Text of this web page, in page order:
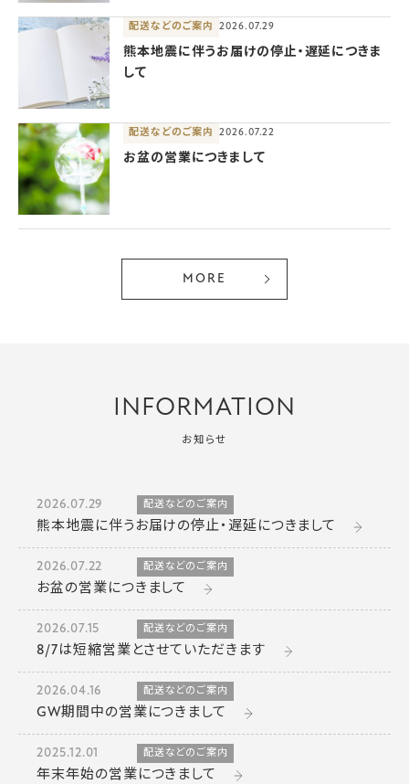
配送などのご案内 2026.07.29
熊本地震に伴うお届けの停止・遅延につきま
して
配送などのご案内 2026.07.22
お盆の営業につきまして
MORE
INFORMATION
お知らせ
2026.07.29 配送などのご案内
熊本地震に伴うお届けの停止・遅延につきまして
2026.07.22 配送などのご案内
お盆の営業につきまして
2026.07.15 配送などのご案内
8/7は短縮営業とさせていただきます
2026.04.16 配送などのご案内
GW期間中の営業につきまして
2025.12.01 配送などのご案内
年末年始の営業につきまして